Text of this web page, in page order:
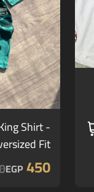
Shirt -
Fit
450
EGP